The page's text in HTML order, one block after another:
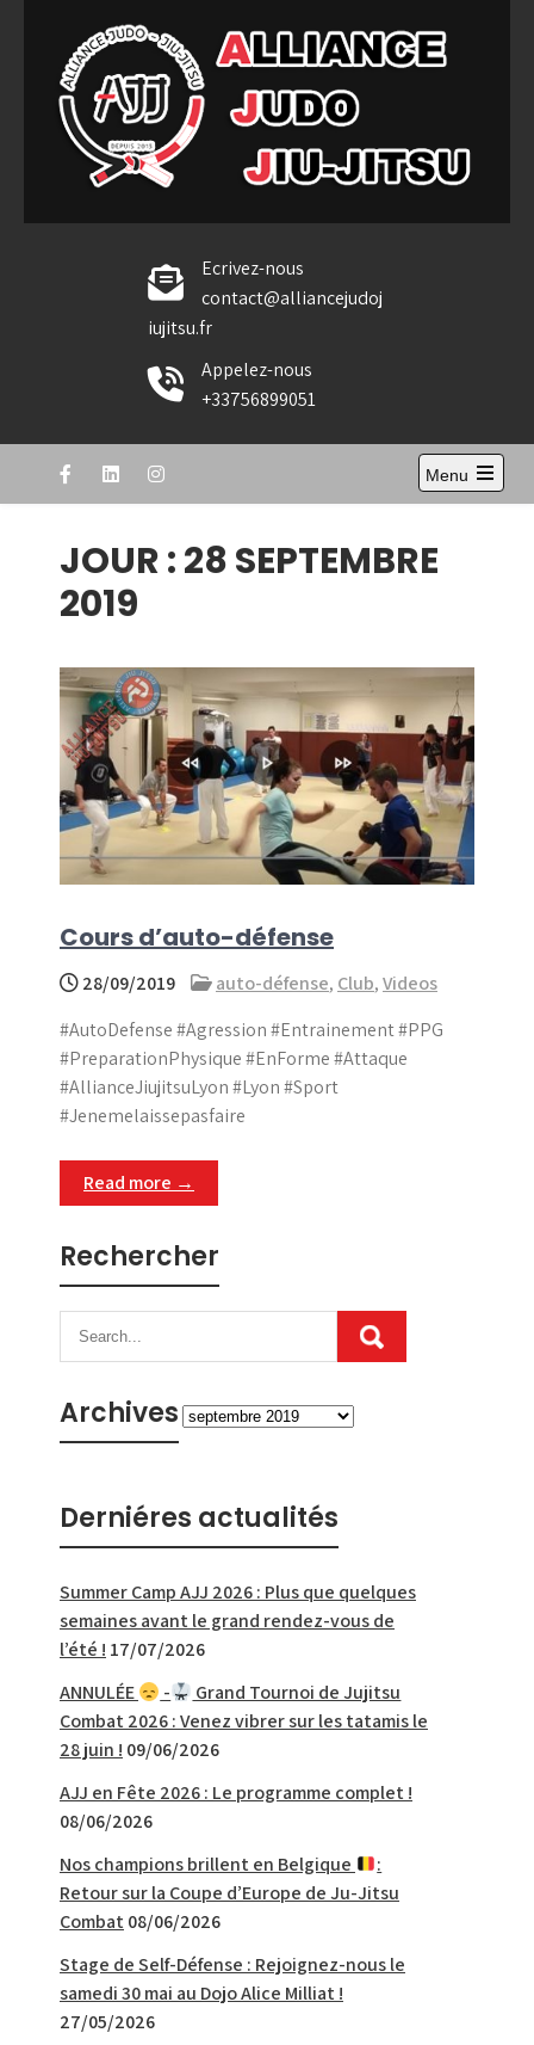
content
Alliance Judo Jiu-jitsu
Ecrivez-nous
contact@alliancejudoj
iujitsu.fr
Appelez-nous
+33756899051
Menu
Open
JOUR :28 SEPTEMBRE
2019
Cours d’auto-défense
28/09/2019 auto-défense, Club,Videos
#AutoDefense #Agression #Entrainement #PPG
#PreparationPhysique #EnForme #Attaque
#AllianceJiujitsuLyon #Lyon #Sport
#Jenemelaissepasfaire
Read more →
Rechercher
ArchivesArchives
Derniéres actualités
Summer Camp AJJ 2026 : Plus que quelques
semaines avant le grand rendez-vous de
l’été ! 17/07/2026
ANNULÉE
-
Grand Tournoi de Jujitsu
Combat 2026 : Venez vibrer sur les tatamis le
28 juin ! 09/06/2026
AJJ en Fête 2026 : Le programme complet !
08/06/2026
Nos champions brillent en Belgique
:
Retour sur la Coupe d’Europe de Ju-Jitsu
Combat 08/06/2026
Stage de Self-Défense : Rejoignez-nous le
samedi 30 mai au Dojo Alice Milliat !
27/05/2026